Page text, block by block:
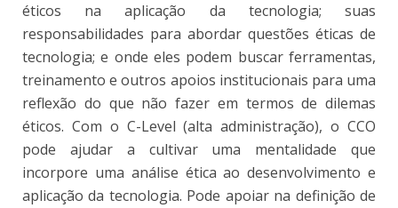
éticos na aplicação da tecnologia; suas
responsabilidades para abordar questões éticas de
tecnologia; e onde eles podem buscar ferramentas,
treinamento e outros apoios institucionais para uma
reflexão do que não fazer em termos de dilemas
éticos. Com o C-Level (alta administração), o CCO
pode ajudar a cultivar uma mentalidade que
incorpore uma análise ética ao desenvolvimento e
aplicação da tecnologia. Pode apoiar na definição de